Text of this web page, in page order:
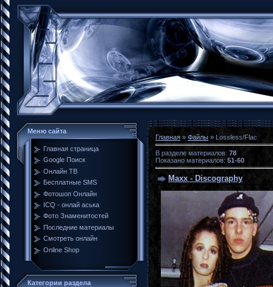
Меню сайта
Главная страница
Google Поиск
Онлайн ТВ
Бесплатные SMS
Фотошоп Онлайн
ICQ - онлай аська
Фото Знаменитостей
Последние материалы
Смотреть онлайн
Online Shop
Категории раздела
Главная » Файлы » Lossless/Flac
В разделе материалов: 78
Показано материалов: 51-60
Maxx - Discography